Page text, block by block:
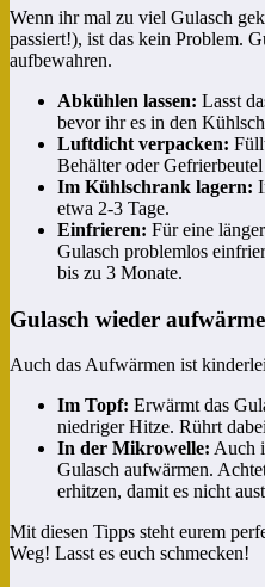
Wenn ihr mal zu viel Gulasch
passiert!), ist das kein Problem.
aufbewahren.
Abkühlen lassen: Lasst
bevor ihr es in den
Luftdicht verpacken:
Behälter oder
Im Kühlschrank lagern:
etwa 2-3 Tage.
Einfrieren: Für eine
Gulasch problemlos
bis zu 3 Monate.
Gulasch wieder
Auch das Aufwärmen ist
Im Topf: Erwärmt das
niedriger Hitze. Rührt
In der Mikrowelle: Auch
Gulasch aufwärmen.
erhitzen, damit es nicht
Mit diesen Tipps steht eurem
Weg! Lasst es euch schmecken!